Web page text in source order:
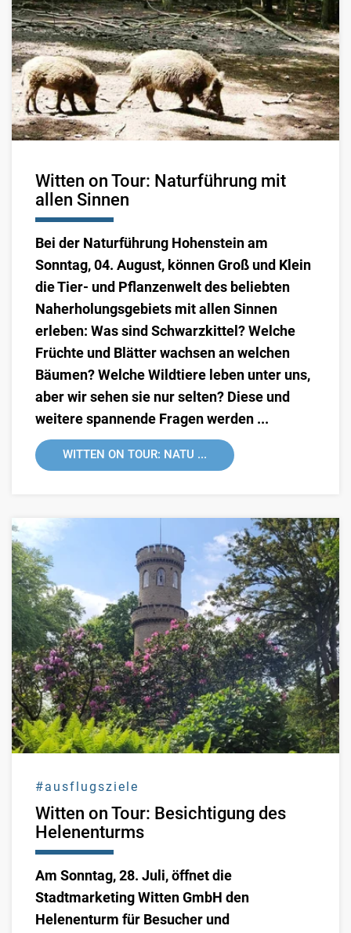
Witten on Tour: Naturführung mit
allen Sinnen
Bei der Naturführung Hohenstein am
Sonntag, 04. August, können Groß und Klein
die Tier- und Pflanzenwelt des beliebten
Naherholungsgebiets mit allen Sinnen
erleben: Was sind Schwarzkittel? Welche
Früchte und Blätter wachsen an welchen
Bäumen? Welche Wildtiere leben unter uns,
aber wir sehen sie nur selten? Diese und
weitere spannende Fragen werden ...
WITTEN ON TOUR: NATU ...
#ausflugsziele
Witten on Tour: Besichtigung des
Helenenturms
Am Sonntag, 28. Juli, öffnet die
Stadtmarketing Witten GmbH den
Helenenturm für Besucher und